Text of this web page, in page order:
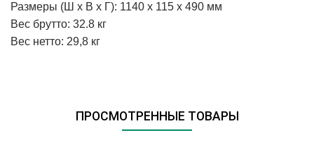
Размеры (Ш x В x Г): 1140 x 115 x 490 мм
Вес брутто: 32.8 кг
Вес нетто: 29,8 кг
ПРОСМОТРЕННЫЕ ТОВАРЫ